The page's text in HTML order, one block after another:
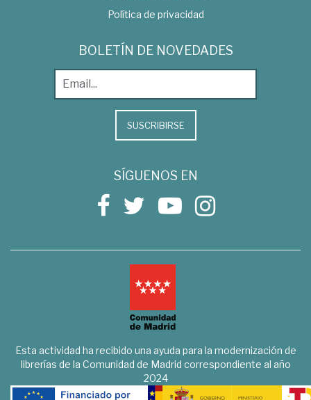
Política de privacidad
BOLETÍN DE NOVEDADES
SUSCRIBIRSE
SÍGUENOS EN
Esta actividad ha recibido una ayuda para la modernización de
librerías de la Comunidad de Madrid correspondiente al año
2024